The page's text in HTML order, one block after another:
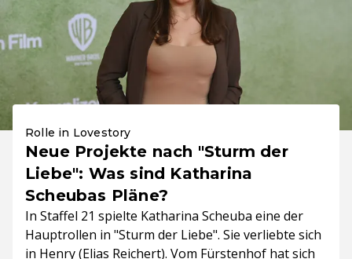
Rolle in Lovestory
Neue Projekte nach "Sturm der
Liebe": Was sind Katharina
Scheubas Pläne?
In Staffel 21 spielte Katharina Scheuba eine der
Hauptrollen in "Sturm der Liebe". Sie verliebte sich
in Henry (Elias Reichert). Vom Fürstenhof hat sich